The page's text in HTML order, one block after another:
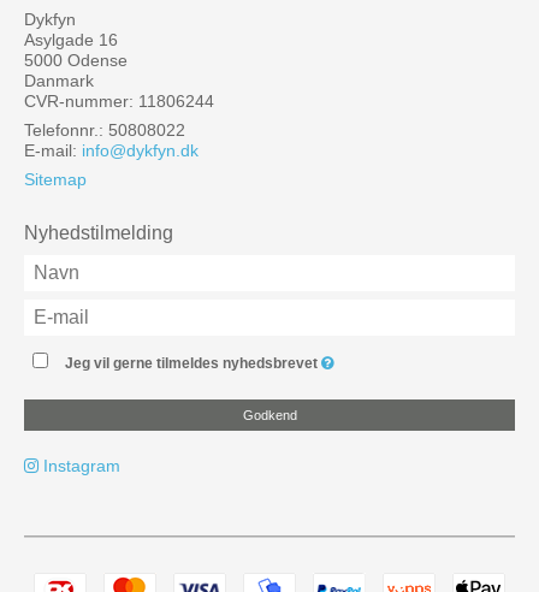
Dykfyn
Asylgade 16
5000 Odense
Danmark
CVR-nummer: 11806244
Telefonnr.: 50808022
E-mail: info@dykfyn.dk
Sitemap
Nyhedstilmelding
Jeg vil gerne tilmeldes nyhedsbrevet
Godkend
Instagram